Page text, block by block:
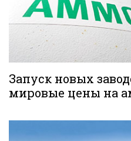
Запуск новых
мировые цены на